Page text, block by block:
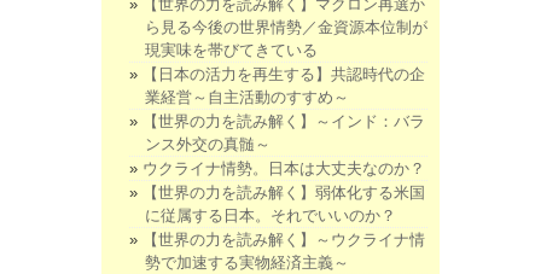
【世界の力を読み解く】マクロン再選か
ら見る今後の世界情勢／金資源本位制が
現実味を帯びてきている
【日本の活力を再生する】共認時代の企
業経営～自主活動のすすめ～
【世界の力を読み解く】～インド：バラ
ンス外交の真髄～
ウクライナ情勢。日本は大丈夫なのか？
【世界の力を読み解く】弱体化する米国
に従属する日本。それでいいのか？
【世界の力を読み解く】～ウクライナ情
勢で加速する実物経済主義～